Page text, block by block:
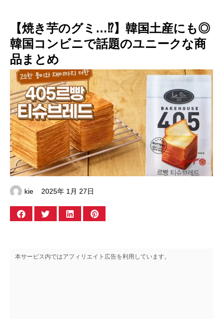
【焼き芋のグミ…⁉】韓国土産にも◎
韓国コンビニで話題のユニークな商
品まとめ
kie 2025年 1月 27日
本サービス内ではアフィリエイト広告を利用しています。